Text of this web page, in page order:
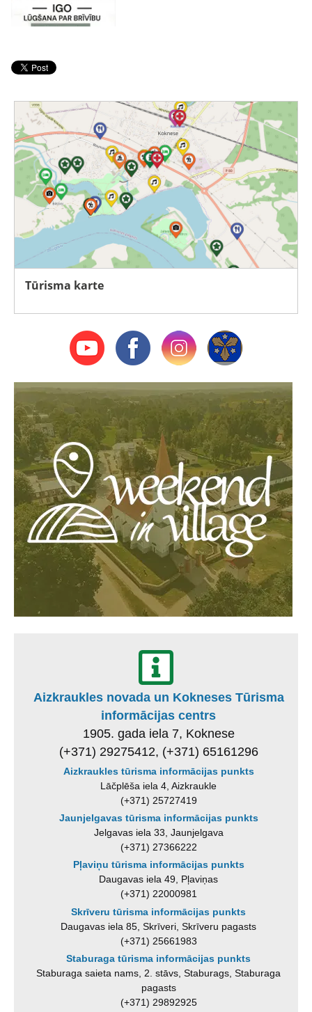
Tūrisma karte
Aizkraukles novada un Kokneses Tūrisma
informācijas centrs
1905. gada iela 7, Koknese
(+371) 29275412, (+371) 65161296
Aizkraukles tūrisma informācijas punkts
Lāčplēša iela 4, Aizkraukle
(+371) 25727419
Jaunjelgavas tūrisma informācijas punkts
Jelgavas iela 33, Jaunjelgava
(+371) 27366222
Pļaviņu tūrisma informācijas punkts
Daugavas iela 49, Pļaviņas
(+371) 22000981
Skrīveru tūrisma informācijas punkts
Daugavas iela 85, Skrīveri, Skrīveru pagasts
(+371) 25661983
Staburaga tūrisma informācijas punkts
Staburaga saieta nams, 2. stāvs, Staburags, Staburaga
pagasts
(+371) 29892925